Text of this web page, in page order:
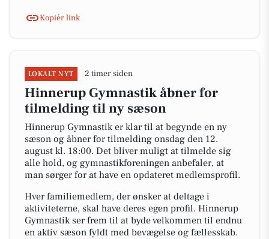
Kopiér link
LOKALT NYT 2 timer siden
Hinnerup Gymnastik åbner for
tilmelding til ny sæson
Hinnerup Gymnastik er klar til at begynde en ny
sæson og åbner for tilmelding onsdag den 12.
august kl. 18:00. Det bliver muligt at tilmelde sig
alle hold, og gymnastikforeningen anbefaler, at
man sørger for at have en opdateret medlemsprofil.
Hver familiemedlem, der ønsker at deltage i
aktiviteterne, skal have deres egen profil. Hinnerup
Gymnastik ser frem til at byde velkommen til endnu
en aktiv sæson fyldt med bevægelse og fællesskab.